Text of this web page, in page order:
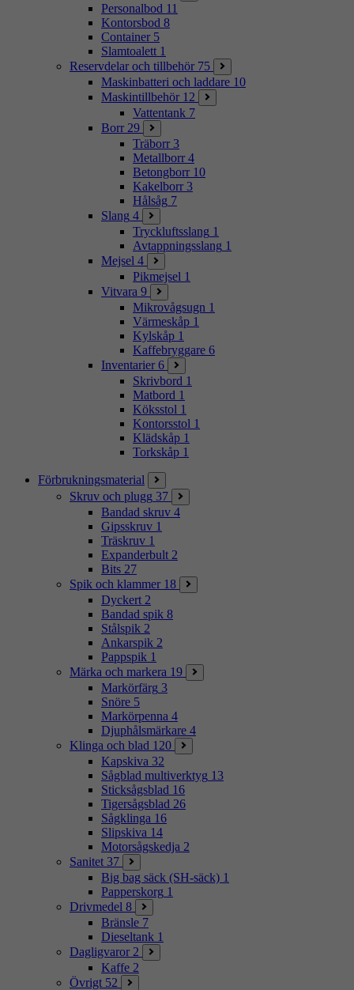
Personalbod 11
Kontorsbod 8
Container 5
Slamtoalett 1
Reservdelar och tillbehör 75
Maskinbatteri och laddare 10
Maskintillbehör 12
Vattentank 7
Borr 29
Träborr 3
Metallborr 4
Betongborr 10
Kakelborr 3
Hålsåg 7
Slang 4
Tryckluftsslang 1
Avtappningsslang 1
Mejsel 4
Pikmejsel 1
Vitvara 9
Mikrovågsugn 1
Värmeskåp 1
Kylskåp 1
Kaffebryggare 6
Inventarier 6
Skrivbord 1
Matbord 1
Köksstol 1
Kontorsstol 1
Klädskåp 1
Torkskåp 1
Förbrukningsmaterial
Skruv och plugg 37
Bandad skruv 4
Gipsskruv 1
Träskruv 1
Expanderbult 2
Bits 27
Spik och klammer 18
Dyckert 2
Bandad spik 8
Stålspik 2
Ankarspik 2
Pappspik 1
Märka och markera 19
Markörfärg 3
Snöre 5
Markörpenna 4
Djuphålsmärkare 4
Klinga och blad 120
Kapskiva 32
Sågblad multiverktyg 13
Sticksågsblad 16
Tigersågsblad 26
Sågklinga 16
Slipskiva 14
Motorsågskedja 2
Sanitet 37
Big bag säck (SH-säck) 1
Papperskorg 1
Drivmedel 8
Bränsle 7
Dieseltank 1
Dagligvaror 2
Kaffe 2
Övrigt 52